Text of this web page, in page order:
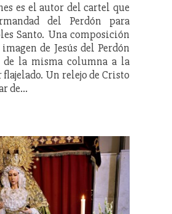
es el autor del cartel que
del Perdón para
Santo. Una composición
de Jesús del Perdón
la misma columna a la
flajelado. Un relejo de Cristo
de…